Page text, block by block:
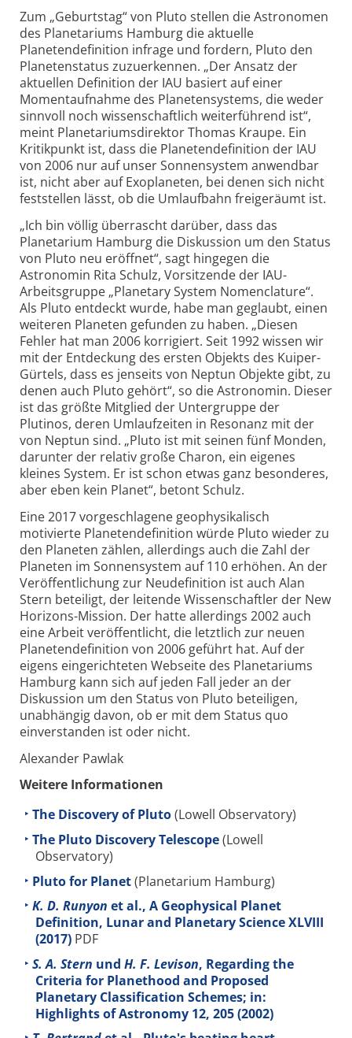
Zum „Geburtstag“ von Pluto stellen die Astronomen
des Planetariums Hamburg die aktuelle
Planetendefinition infrage und fordern, Pluto den
Planetenstatus zuzuerkennen. „Der Ansatz der
aktuellen Definition der IAU basiert auf einer
Momentaufnahme des Planetensystems, die weder
sinnvoll noch wissenschaftlich weiterführend ist“,
meint Planetariumsdirektor Thomas Kraupe. Ein
Kritikpunkt ist, dass die Planetendefinition der IAU
von 2006 nur auf unser Sonnensystem anwendbar
ist, nicht aber auf Exoplaneten, bei denen sich nicht
feststellen lässt, ob die Umlaufbahn freigeräumt ist.
„Ich bin völlig überrascht darüber, dass das
Planetarium Hamburg die Diskussion um den Status
von Pluto neu eröffnet“, sagt hingegen die
Astronomin Rita Schulz, Vorsitzende der IAU-
Arbeitsgruppe „Planetary System Nomenclature“.
Als Pluto entdeckt wurde, habe man geglaubt, einen
weiteren Planeten gefunden zu haben. „Diesen
Fehler hat man 2006 korrigiert. Seit 1992 wissen wir
mit der Entdeckung des ersten Objekts des Kuiper-
Gürtels, dass es jenseits von Neptun Objekte gibt, zu
denen auch Pluto gehört“, so die Astronomin. Dieser
ist das größte Mitglied der Untergruppe der
Plutinos, deren Umlaufzeiten in Resonanz mit der
von Neptun sind. „Pluto ist mit seinen fünf Monden,
darunter der relativ große Charon, ein eigenes
kleines System. Er ist schon etwas ganz besonderes,
aber eben kein Planet“, betont Schulz.
Eine 2017 vorgeschlagene geophysikalisch
motivierte Planetendefinition würde Pluto wieder zu
den Planeten zählen, allerdings auch die Zahl der
Planeten im Sonnensystem auf 110 erhöhen. An der
Veröffentlichung zur Neudefinition ist auch Alan
Stern beteiligt, der leitende Wissenschaftler der New
Horizons-Mission. Der hatte allerdings 2002 auch
eine Arbeit veröffentlicht, die letztlich zur neuen
Planetendefinition von 2006 geführt hat. Auf der
eigens eingerichteten Webseite des Planetariums
Hamburg kann sich auf jeden Fall jeder an der
Diskussion um den Status von Pluto beteiligen,
unabhängig davon, ob er mit dem Status quo
einverstanden ist oder nicht.
Alexander Pawlak
Weitere Informationen
The Discovery of Pluto(Lowell Observatory)
The Pluto Discovery Telescope(Lowell
Observatory)
Pluto for Planet(Planetarium Hamburg)
K. D. Runyon et al., A Geophysical Planet
Definition, Lunar and Planetary Science XLVIII
(2017) PDF
S. A. Stern und H. F. Levison, Regarding the
Criteria for Planethood and Proposed
Planetary Classification Schemes; in:
Highlights of Astronomy 12, 205 (2002)